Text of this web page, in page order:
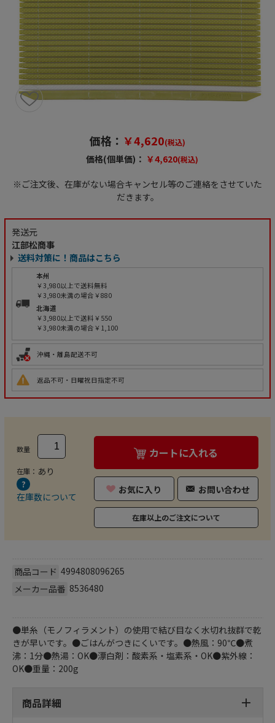
価格： ￥4,620(税込)
価格(個単価)： ￥4,620(税込)
※ご注文後、在庫がない場合キャンセル等のご連絡をさせていた
だきます。
発送元
江部松商事
送料対策に！商品はこちら
本州
￥3,980以上で送料無料
￥3,980未満の場合￥880
北海道
￥3,980以上で送料￥550
￥3,980未満の場合￥1,100
沖縄・離島配送不可
返品不可・日曜祝日指定不可
数量
在庫： あり
在庫数について
カートに入れる
お気に入り お問い合わせ
在庫以上のご注文について
商品コード 4994808096265
メーカー品番 8536480
●単糸（モノフィラメント）の使用で結び目なく水切れ抜群で乾
きが早いです。●ごはんがつきにくいです。●熱風：90℃●煮
沸：1分●熱湯：OK●漂白剤：酸素系・塩素系・OK●紫外線：
OK●重量：200g
商品詳細